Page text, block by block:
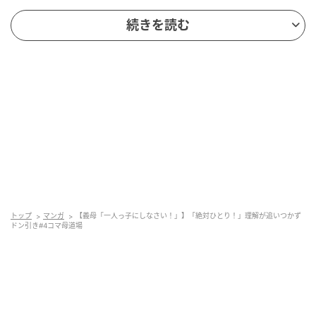
続きを読む
トップ マンガ
【義母「一人っ子にしなさい！」】「絶対ひとり！」理解が追いつかず
ドン引き#4コマ母道場